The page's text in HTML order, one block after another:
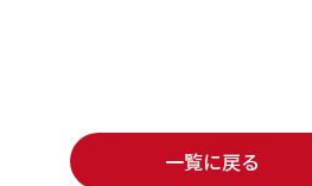
一覧に戻る